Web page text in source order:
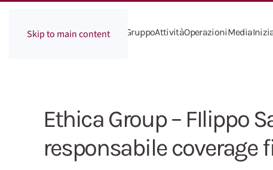
Skip to main content Il GruppoAttivitàOperazioniMedia
Ethica Group – FIlippo
responsabile coverage